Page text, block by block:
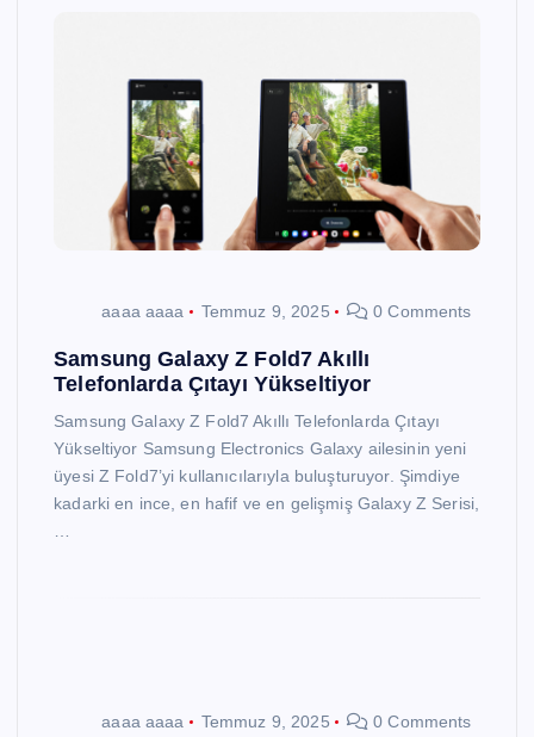
aaaa aaaa Temmuz 9, 2025 0 Comments
Samsung Galaxy Z Fold7 Akıllı
Telefonlarda Çıtayı Yükseltiyor
Samsung Galaxy Z Fold7 Akıllı Telefonlarda Çıtayı
Yükseltiyor Samsung Electronics Galaxy ailesinin yeni
üyesi Z Fold7’yi kullanıcılarıyla buluşturuyor. Şimdiye
kadarki en ince, en hafif ve en gelişmiş Galaxy Z Serisi,
aaaa aaaa Temmuz 9, 2025 0 Comments